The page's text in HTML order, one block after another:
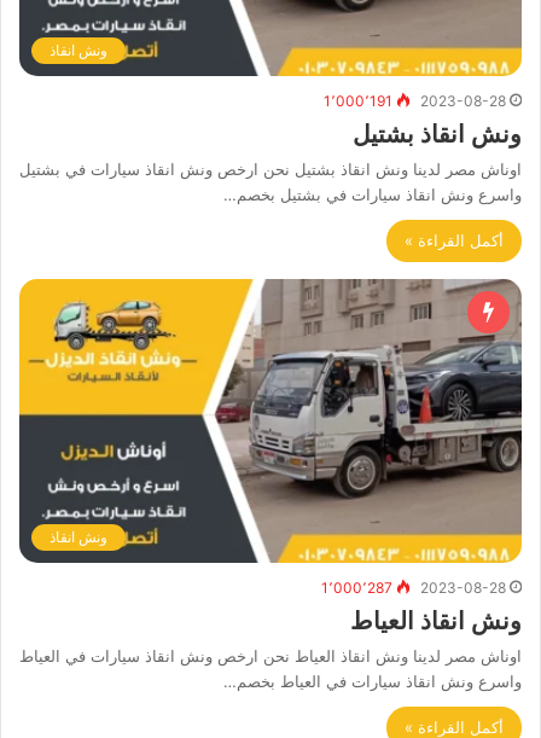
ونش انقاذ
2023-08-28 1٬000٬191
ونش انقاذ بشتيل
اوناش مصر لدينا ونش انقاذ بشتيل نحن ارخص ونش انقاذ سيارات في بشتيل
واسرع ونش انقاذ سيارات في بشتيل بخصم…
أكمل القراءة »
ونش انقاذ
2023-08-28 1٬000٬287
ونش انقاذ العياط
اوناش مصر لدينا ونش انقاذ العياط نحن ارخص ونش انقاذ سيارات في العياط
واسرع ونش انقاذ سيارات في العياط بخصم…
أكمل القراءة »